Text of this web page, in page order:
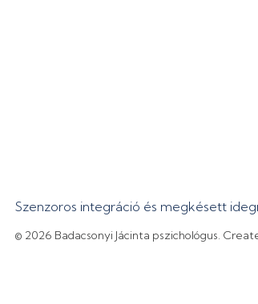
Szenzoros integráció és megkésett
© 2026 Badacsonyi Jácinta pszichológus.